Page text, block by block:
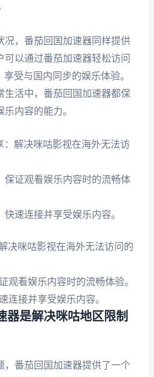
况，番茄回国加速器同样提供
可以通过番茄加速器轻松访问
受与国内同步的娱乐体验。
生活中，番茄回国加速器都保
内容的能力。
：解决咪咕影视在海外无法访
保证观看娱乐内容时的流畅体
速连接并享受娱乐内容。
决咪咕影视在海外无法访问的
观看娱乐内容时的流畅体验。
连接并享受娱乐内容。
器是解决咪咕地区限制
，番茄回国加速器提供了一个